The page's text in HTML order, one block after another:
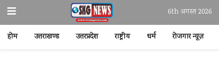
6th अगस्त 2026
होम उत्तराखण्ड उत्तरप्रदेश राष्ट्रीय धर्म रोजगार न्यूज़